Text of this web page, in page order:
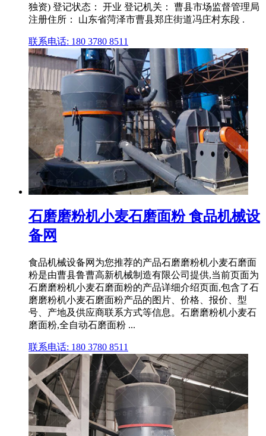
独资) 登记状态： 开业 登记机关： 曹县市场监督管理局
注册住所： 山东省菏泽市曹县郑庄街道冯庄村东段 .
联系电话: 180 3780 8511
石磨磨粉机小麦石磨面粉 食品机械设
备网
食品机械设备网为您推荐的产品石磨磨粉机小麦石磨面
粉是由曹县鲁曹高新机械制造有限公司提供,当前页面为
石磨磨粉机小麦石磨面粉的产品详细介绍页面,包含了石
磨磨粉机小麦石磨面粉产品的图片、价格、报价、型
号、产地及供应商联系方式等信息。石磨磨粉机小麦石
磨面粉,全自动石磨面粉 ...
联系电话: 180 3780 8511